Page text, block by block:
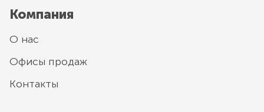
Компания
О нас
Офисы продаж
Контакты